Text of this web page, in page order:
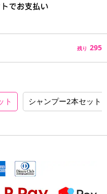
残り 295
ト シャンプー2本セット